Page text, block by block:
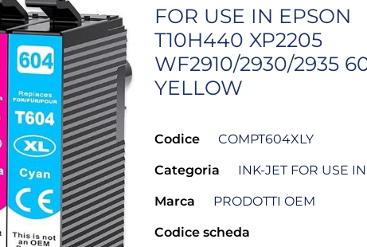
FOR USE IN EPSON
T10H440 XP2205
WF2910/2930/2935
YELLOW
Codice COMPT604XLY
Categoria INK-JET FOR USE IN
Marca PRODOTTI OEM
Codice scheda